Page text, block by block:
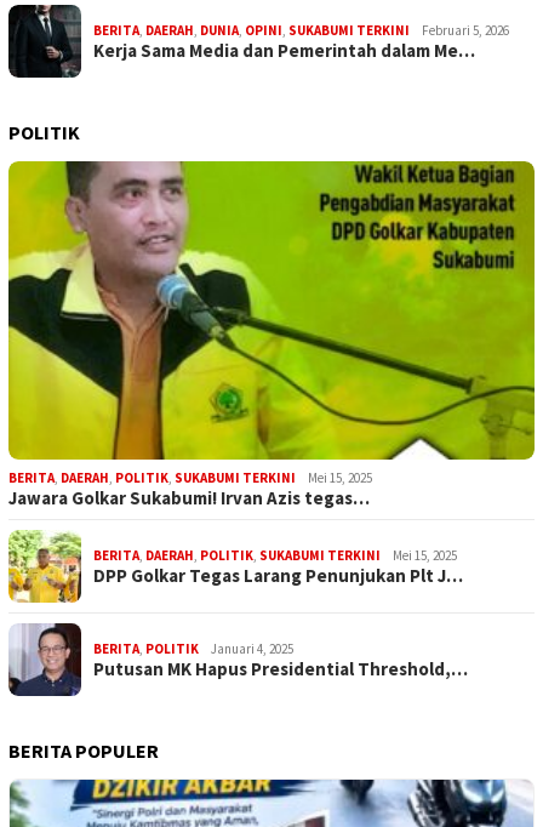
BERITA, DAERAH, DUNIA, OPINI, SUKABUMI TERKINI Februari 5, 2026
Kerja Sama Media dan Pemerintah dalam Me…
POLITIK
BERITA, DAERAH, POLITIK, SUKABUMI TERKINI Mei 15, 2025
Jawara Golkar Sukabumi! Irvan Azis tegas…
BERITA, DAERAH, POLITIK, SUKABUMI TERKINI Mei 15, 2025
DPP Golkar Tegas Larang Penunjukan Plt J…
BERITA, POLITIK Januari 4, 2025
Putusan MK Hapus Presidential Threshold,…
BERITA POPULER